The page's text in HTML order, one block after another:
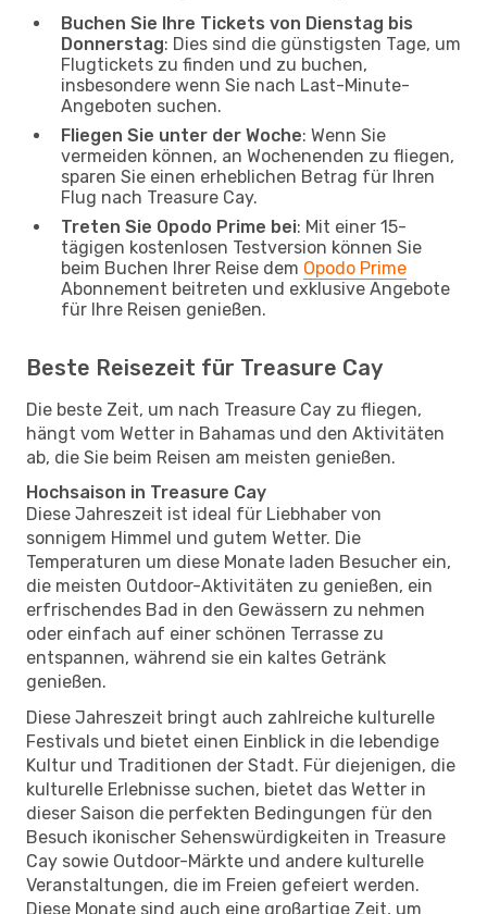
Buchen Sie Ihre Tickets von Dienstag bis
Donnerstag: Dies sind die günstigsten Tage, um
Flugtickets zu finden und zu buchen,
insbesondere wenn Sie nach Last-Minute-
Angeboten suchen.
Fliegen Sie unter der Woche: Wenn Sie
vermeiden können, an Wochenenden zu fliegen,
sparen Sie einen erheblichen Betrag für Ihren
Flug nach Treasure Cay.
Treten Sie Opodo Prime bei: Mit einer 15-
tägigen kostenlosen Testversion können Sie
beim Buchen Ihrer Reise dem Opodo Prime
Abonnement beitreten und exklusive Angebote
für Ihre Reisen genießen.
Beste Reisezeit für Treasure Cay
Die beste Zeit, um nach Treasure Cay zu fliegen,
hängt vom Wetter in Bahamas und den Aktivitäten
ab, die Sie beim Reisen am meisten genießen.
Hochsaison in Treasure Cay
Diese Jahreszeit ist ideal für Liebhaber von
sonnigem Himmel und gutem Wetter. Die
Temperaturen um diese Monate laden Besucher ein,
die meisten Outdoor-Aktivitäten zu genießen, ein
erfrischendes Bad in den Gewässern zu nehmen
oder einfach auf einer schönen Terrasse zu
entspannen, während sie ein kaltes Getränk
genießen.
Diese Jahreszeit bringt auch zahlreiche kulturelle
Festivals und bietet einen Einblick in die lebendige
Kultur und Traditionen der Stadt. Für diejenigen, die
kulturelle Erlebnisse suchen, bietet das Wetter in
dieser Saison die perfekten Bedingungen für den
Besuch ikonischer Sehenswürdigkeiten in Treasure
Cay sowie Outdoor-Märkte und andere kulturelle
Veranstaltungen, die im Freien gefeiert werden.
Diese Monate sind auch eine großartige Zeit, um